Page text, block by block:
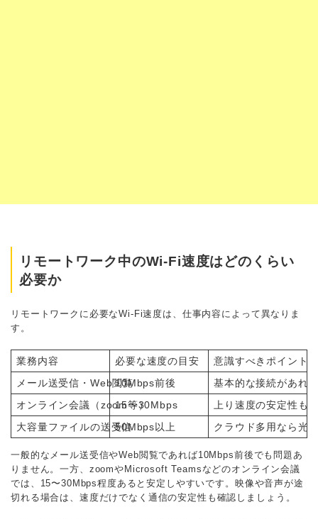
リモートワーク中のWi-Fi速度はどのくらい
必要か
リモートワークに必要なWi-Fi速度は、仕事内容によって異なりま
す。
業務内容 必要な速度の目安
意識すべきポイント
メール送受信・Web閲覧10Mbps前後
基本的な接続があれ
オンライン会議（zoom等）
15〜30Mbps
上り速度の安定性も
大容量ファイルの送受信50Mbps以上 クラウド多用なら光
一般的なメール送受信やWeb閲覧であれば10Mbps前後でも問題あ
りません。一方、zoomやMicrosoft Teamsなどのオンライン会議
では、15〜30Mbps程度あると安定しやすいです。映像や音声が途
切れる場合は、速度だけでなく通信の安定性も確認しましょう。